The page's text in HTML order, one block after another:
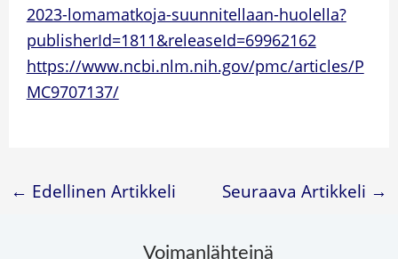
2023-lomamatkoja-suunnitellaan-huolella?
publisherId=1811&releaseId=69962162
https://www.ncbi.nlm.nih.gov/pmc/articles/P
MC9707137/
← Edellinen Artikkeli Seuraava Artikkeli →
Voimanlähteinä